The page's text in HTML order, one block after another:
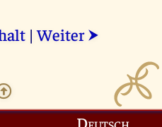
|Weiter ⮞
Deutsch